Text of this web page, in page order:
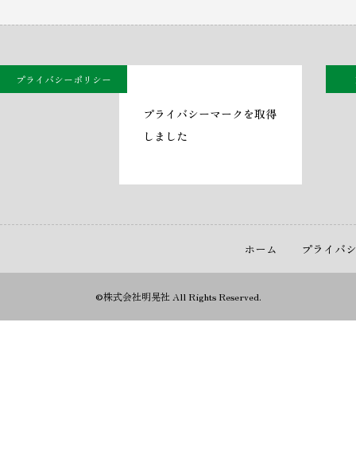
プライバシーポリシー
プライバシーマークを取得
しました
ホーム プライバ
©株式会社明晃社 All Rights Reserved.